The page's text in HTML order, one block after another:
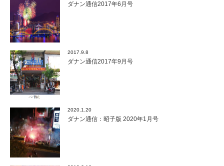
ダナン通信2017年6月号
2017.9.8
ダナン通信2017年9月号
2020.1.20
ダナン通信：昭子版 2020年1月号